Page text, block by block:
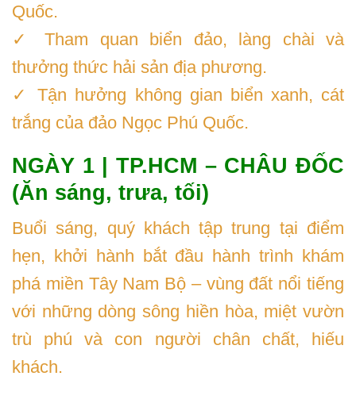
Quốc.
✓ Tham quan biển đảo, làng chài và
thưởng thức hải sản địa phương.
✓ Tận hưởng không gian biển xanh, cát
trắng của đảo Ngọc Phú Quốc.
NGÀY 1 | TP.HCM – CHÂU ĐỐC
(Ăn sáng, trưa, tối)
Buổi sáng, quý khách tập trung tại điểm
hẹn, khởi hành bắt đầu hành trình khám
phá miền Tây Nam Bộ – vùng đất nổi tiếng
với những dòng sông hiền hòa, miệt vườn
trù phú và con người chân chất, hiếu
khách.